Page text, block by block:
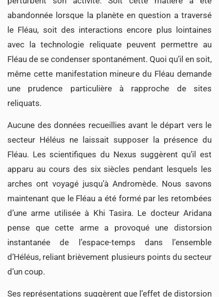
abandonnée lorsque la planète en question a traversé
le Fléau, soit des interactions encore plus lointaines
avec la technologie reliquate peuvent permettre au
Fléau de se condenser spontanément. Quoi qu’il en soit,
même cette manifestation mineure du Fléau demande
une prudence particulière à rapproche de sites
reliquats.
Aucune des données recueillies avant le départ vers le
secteur Héléus ne laissait supposer la présence du
Fléau. Les scientifiques du Nexus suggèrent qu’il est
apparu au cours des six siècles pendant lesquels les
arches ont voyagé jusqu’à Andromède. Nous savons
maintenant que le Fléau a été formé par les retombées
d’une arme utilisée à Khi Tasira. Le docteur Aridana
pense que cette arme a provoqué une distorsion
instantanée de l’espace-temps dans l’ensemble
d’Héléus, reliant brièvement plusieurs points du secteur
d’un coup.
Ses représentations suggèrent que l’effet de distorsion